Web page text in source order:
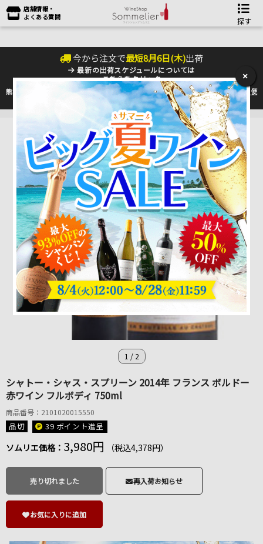
店舗情報・
よくある質問
探す
今から注文で最短8月6日(木)出荷
最新の出荷スケジュールについては
こちらをクリック
熊本地震の影響により九州への配送に遅れが生じております。最新情報は佐川急便
のHP
をご確認下さい。
1 / 2
シャトー・シャス・スプリーン 2014年 フランス ボルドー
赤ワイン フルボディ 750ml
商品番号：2101020015550
品切 39 ポイント進呈
ソムリエ価格： 3,980円 （税込4,378円）
売り切れました 再入荷お知らせ
お気に入りに追加
×